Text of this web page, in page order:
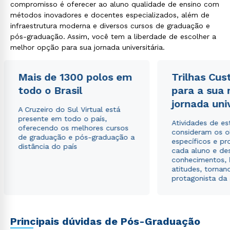
compromisso é oferecer ao aluno qualidade de ensino com
métodos inovadores e docentes especializados, além de
infraestrutura moderna e diversos cursos de graduação e
pós-graduação. Assim, você tem a liberdade de escolher a
melhor opção para sua jornada universitária.
Mais de 1300 polos em
todo o Brasil
A Cruzeiro do Sul Virtual está
presente em todo o país,
oferecendo os melhores cursos
de graduação e pós-graduação a
distância do país
Trilhas
para a sua
jornada
Atividades de
consideram os
específicos e
cada aluno e
conhecimentos,
atitudes,
protagonista da
Principais dúvidas de Pós-Graduação
Rápido e fácil
WhatsApp
Política de Privacidade.e